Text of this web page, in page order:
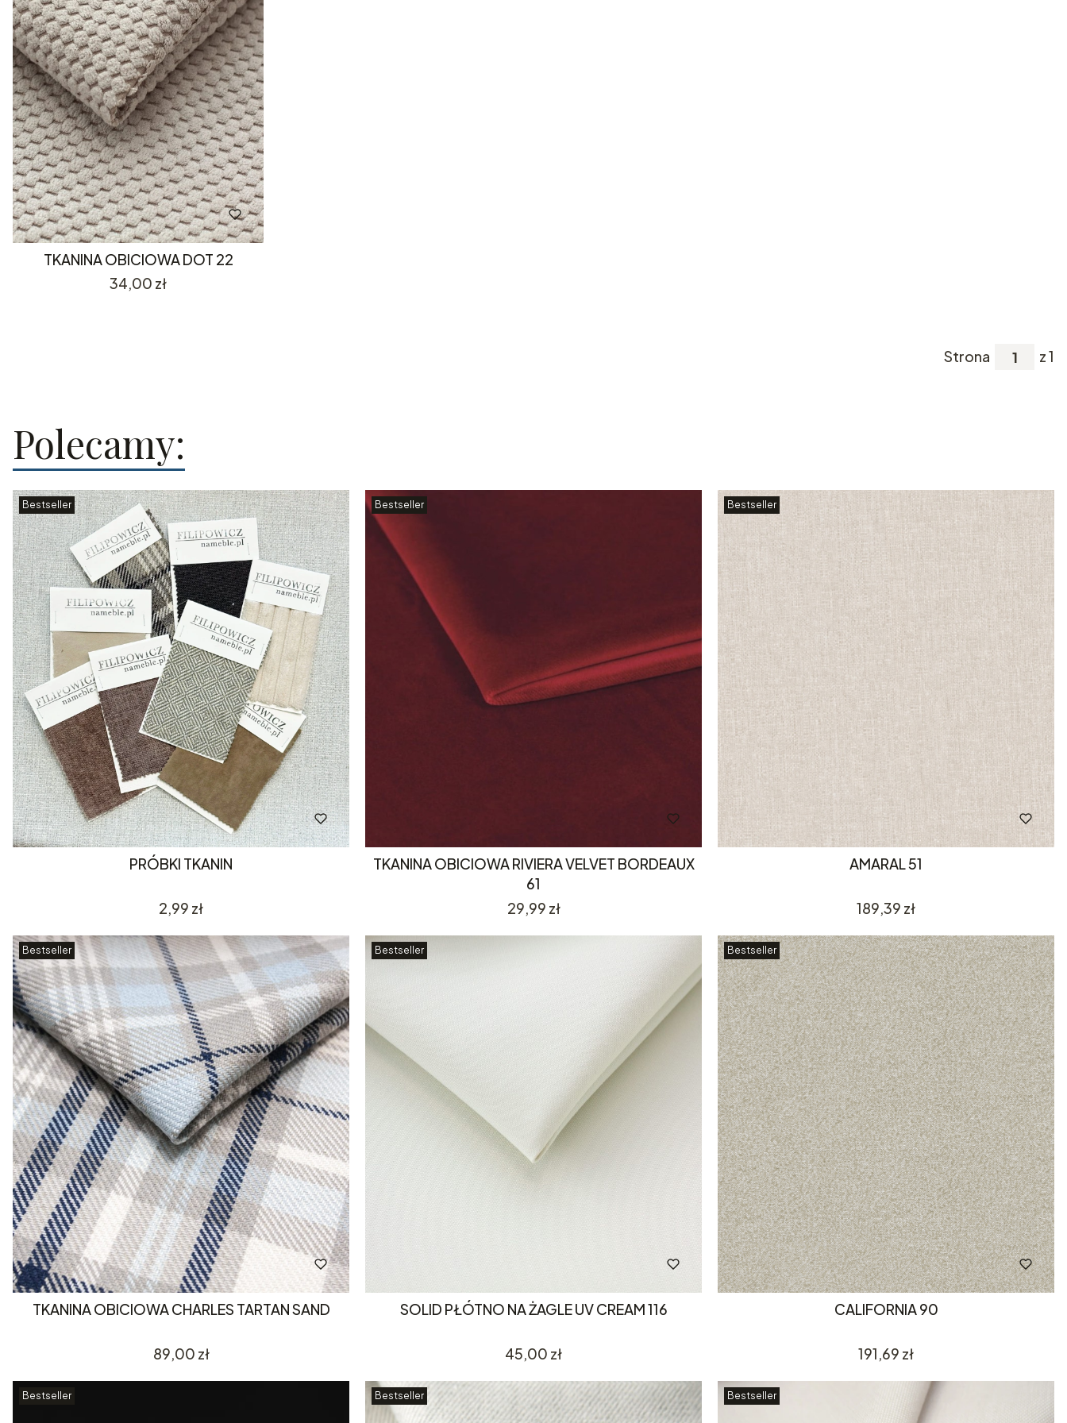
TKANINA OBICIOWA DOT 22
Cena
34,00 zł
Strona z 1
Polecamy:
Bestseller
PRÓBKI TKANIN
Cena
2,99 zł
Bestseller
TKANINA OBICIOWA RIVIERA VELVET BORDEAUX
61
Cena
29,99 zł
Bestseller
AMARAL 51
Cena
189,39 zł
Bestseller
TKANINA OBICIOWA CHARLES TARTAN SAND
Cena
89,00 zł
Bestseller
SOLID PŁÓTNO NA ŻAGLE UV CREAM 116
Cena
45,00 zł
Bestseller
CALIFORNIA 90
Cena
191,69 zł
Bestseller Bestseller Bestseller